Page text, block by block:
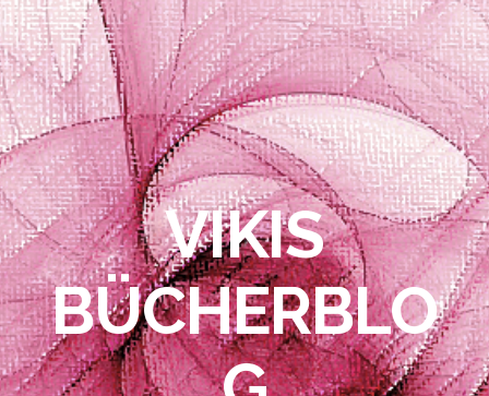
VIKIS
BÜCHERBLO